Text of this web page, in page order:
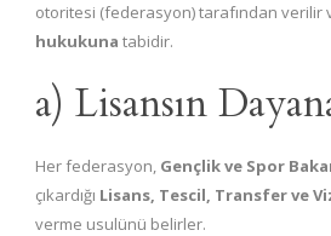
otoritesi (federasyon) tarafından verilir
hukukuna tabidir.
a) Lisansın
Her federasyon, Gençlik ve Spor
çıkardığı Lisans, Tescil, Transfer ve
verme usulünü belirler.